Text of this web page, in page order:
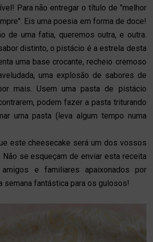
Para não entregar o título de "melhor
Eis uma poesia em forma de doce!
de uma fatia, queremos outra, e outra.
distinto, o pistácio é a estrela desta
uma base crocante, recheio cremoso
uma explosão de sabores de
mais. Usem uma pasta de pistácio
podem fazer a pasta triturando
uma pasta (leva algum tempo numa
este cheesecake será um dos vossos
se esqueçam de enviar esta receita
e familiares apaixonados por
semana fantástica para os gulosos!